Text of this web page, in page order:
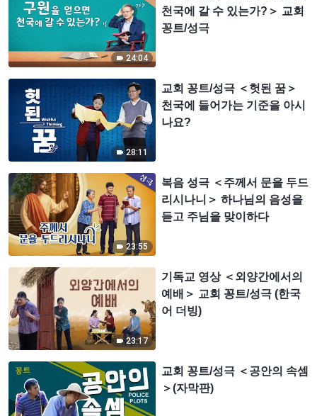
24:04
천국에 갈 수 있는가?＞ 교회
꽁트/성극
28:11
교회 꽁트/성극 ＜헛된 꿈＞
천국에 들어가는 기준을 아시
나요?
23:55
복음 성극 ＜주께서 문을 두드
리시나니＞ 하나님의 음성을
듣고 주님을 맞이하다
23:17
기독교 영상 ＜외양간에서의
예배＞ 교회 꽁트/성극 (한국
어 더빙)
교회 꽁트/성극 ＜공안의 속셈
＞(자막판)